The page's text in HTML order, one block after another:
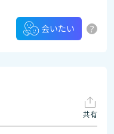
会いたい ?
共有